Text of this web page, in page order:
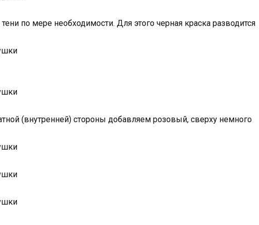
по мере необходимости. Для этого черная краска разводится
(внутренней) стороны добавляем розовый, сверху немного